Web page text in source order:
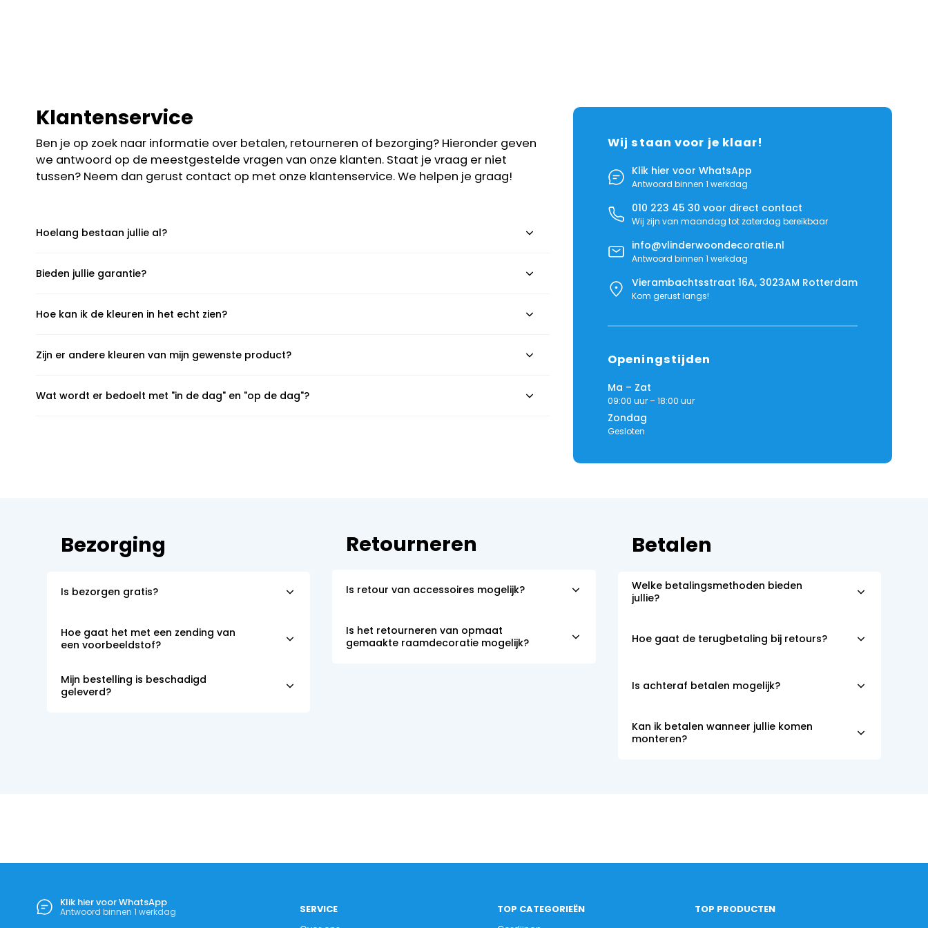
Klantenservice
Ben je op zoek naar informatie over betalen, retourneren of bezorging? Hieronder geven
we antwoord op de meestgestelde vragen van onze klanten. Staat je vraag er niet
tussen? Neem dan gerust contact op met onze klantenservice. We helpen je graag!
Hoelang bestaan jullie al?
Bieden jullie garantie?
Hoe kan ik de kleuren in het echt zien?
Zijn er andere kleuren van mijn gewenste product?
Wat wordt er bedoelt met "in de dag" en "op de dag"?
Wij staan voor je klaar!
Klik hier voor WhatsApp
Antwoord binnen 1 werkdag
010 223 45 30 voor direct contact
Wij zijn van maandag tot zaterdag bereikbaar
info@vlinderwoondecoratie.nl
Antwoord binnen 1 werkdag
Vierambachtsstraat 16A, 3023AM Rotterdam
Kom gerust langs!
Openingstijden
Ma – Zat
09:00 uur – 18:00 uur
Zondag
Gesloten
Bezorging
Is bezorgen gratis?
Hoe gaat het met een zending van
een voorbeeldstof?
Mijn bestelling is beschadigd
geleverd?
Retourneren
Is retour van accessoires mogelijk?
Is het retourneren van opmaat
gemaakte raamdecoratie mogelijk?
Betalen
Welke betalingsmethoden bieden
jullie?
Hoe gaat de terugbetaling bij retours?
Is achteraf betalen mogelijk?
Kan ik betalen wanneer jullie komen
monteren?
Klik hier voor WhatsApp
Antwoord binnen 1 werkdag
SERVICE
TOP CATEGORIEËN
TOP PRODUCTEN